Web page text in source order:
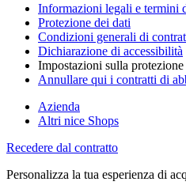
Informazioni legali e termini
Protezione dei dati
Condizioni generali di
Dichiarazione di accessibilità
Impostazioni sulla protezione
Annullare qui i contratti di
Azienda
Altri nice Shops
Recedere dal contratto
Personalizza la tua esperienza di